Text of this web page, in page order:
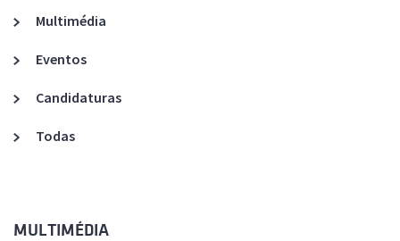
Multimédia
Eventos
Candidaturas
Todas
MULTIMÉDIA